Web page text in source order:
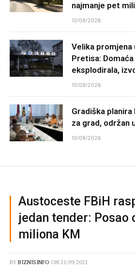
najmanje pet
10/08/2026
Velika promjena
Pretisa:
eksplodirala,
10/08/2026
Gradiška
za grad, održan
10/08/2026
Austoceste FBiH
jedan tender: Posao
miliona KM
BY BIZNISINFO ON 21/09/2022